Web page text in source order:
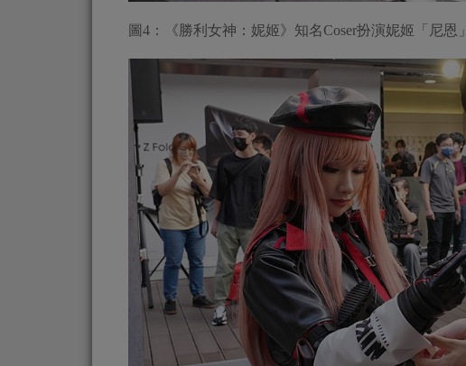
圖4：《勝利女神：妮姬》知名Coser扮演妮姬「尼恩」